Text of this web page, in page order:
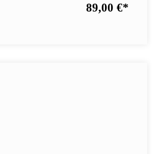
89,00 €*